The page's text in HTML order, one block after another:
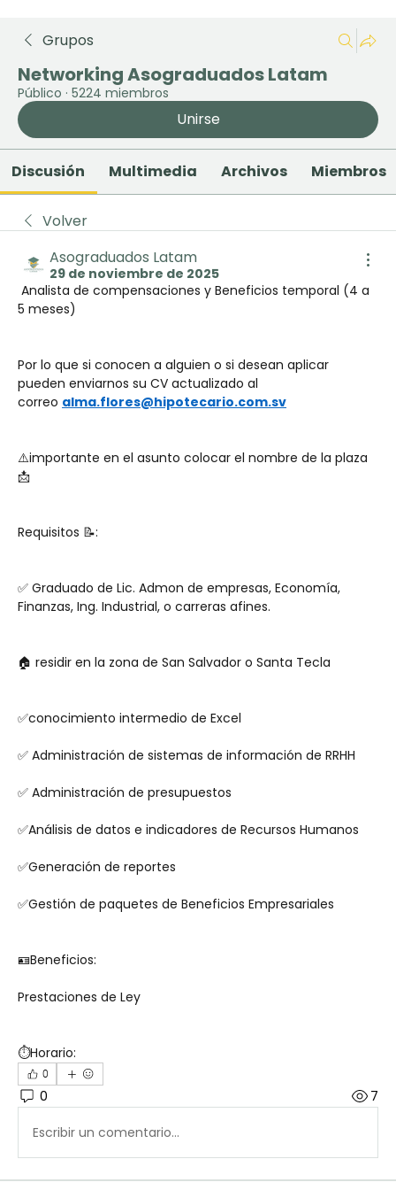
Grupos
Networking Asograduados Latam
Público · 5224 miembros
Unirse
Discusión Multimedia Archivos Miembros
Volver
Asograduados Latam
29 de noviembre de 2025
Analista de compensaciones y Beneficios temporal (4 a
5 meses)
Por lo que si conocen a alguien o si desean aplicar
pueden enviarnos su CV actualizado al
correo alma.flores@hipotecario.com.sv
⚠️importante en el asunto colocar el nombre de la plaza
📩
Requisitos 📝:
✅ Graduado de Lic. Admon de empresas, Economía,
Finanzas, Ing. Industrial, o carreras afines.
🏠 residir en la zona de San Salvador o Santa Tecla
✅conocimiento intermedio de Excel
✅ Administración de sistemas de información de RRHH
✅ Administración de presupuestos
✅Análisis de datos e indicadores de Recursos Humanos
✅Generación de reportes
✅Gestión de paquetes de Beneficios Empresariales
🪪Beneficios:
Prestaciones de Ley
⏱️Horario:
0
0 7
Escribir un comentario...